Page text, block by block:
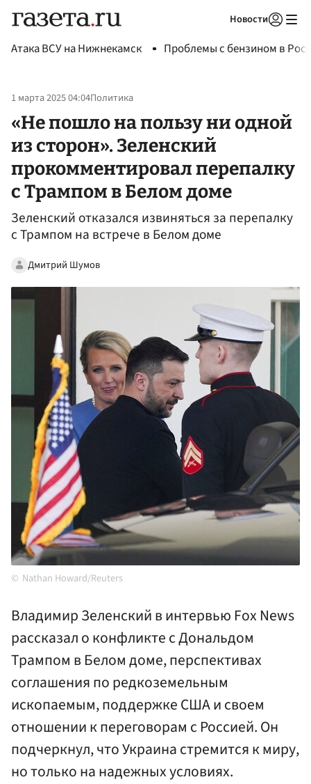
Новости
Атака ВСУ на Нижнекамск Проблемы с бензином в
1 марта 2025 04:04Политика
«Не пошло на пользу ни одной
из сторон». Зеленский
прокомментировал перепалку
с Трампом в Белом доме
Зеленский отказался извиняться за перепалку
с Трампом на встрече в Белом доме
Дмитрий Шумов
Nathan Howard/Reuters
Владимир Зеленский в интервью Fox News
рассказал о конфликте с Дональдом
Трампом в Белом доме, перспективах
соглашения по редкоземельным
ископаемым, поддержке США и своем
отношении к переговорам с Россией. Он
подчеркнул, что Украина стремится к миру,
но только на надежных условиях.